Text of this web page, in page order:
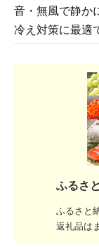
音・無風で静か
冷え対策に最適
ふるさ
ふるさと
返礼品は